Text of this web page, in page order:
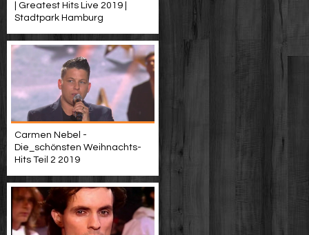
| Greatest Hits Live 2019 |
Stadtpark Hamburg
Carmen Nebel -
Die_schönsten Weihnachts-
Hits Teil 2 2019